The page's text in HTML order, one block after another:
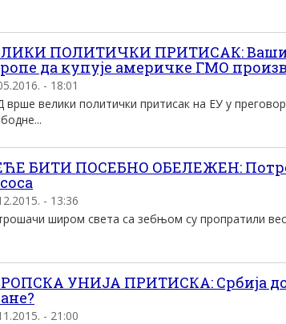
ПОЛИТИЧКИ ПРИТИСАК:
да купује америчке ГМО
- 18:01
врше велики политички притисак на ЕУ у
БИТИ ПОСЕБНО ОБЕЛЕЖЕН:
- 13:36
широм света са зебњом су пропратили
УНИЈА ПРИТИСКА: Србија
- 21:00